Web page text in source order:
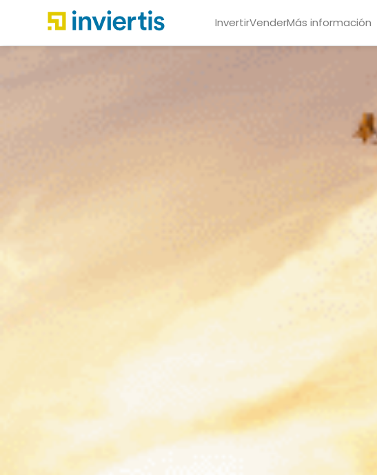
InvertirVenderMás información